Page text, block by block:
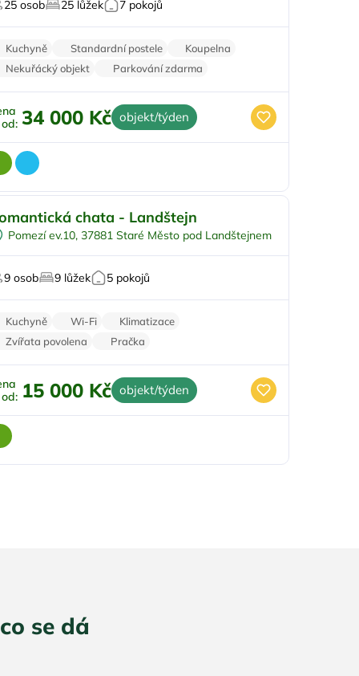
Na horách
majitele mazlíčků
25 osob 25 lůžek 7 pokojů
Kuchyně Standardní postele
Koupelna
Nekuřácký objekt
Parkování zdarma
34 000 Kč objekt/týden
Na samotě
milovníky přírody
chata - Landštejn
Pomezí ev.10, 37881 Staré Město pod Landštejnem
9 osob 9 lůžek 5 pokojů
Kuchyně Wi-Fi
Klimatizace
Zvířata povolena
Pračka
15 000 Kč objekt/týden
se dá